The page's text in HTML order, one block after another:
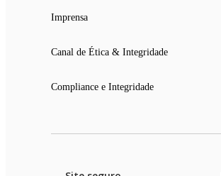
Imprensa
Canal de Ética & Integridade
Compliance e Integridade